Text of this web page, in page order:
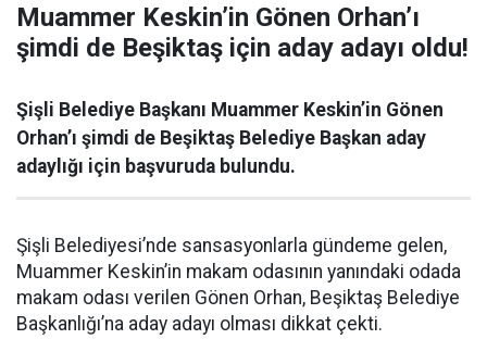
Muammer Keskin’in Gönen Orhan’ı
şimdi de Beşiktaş için aday adayı oldu!
Şişli Belediye Başkanı Muammer Keskin’in Gönen
Orhan’ı şimdi de Beşiktaş Belediye Başkan aday
adaylığı için başvuruda bulundu.
Şişli Belediyesi’nde sansasyonlarla gündeme gelen,
Muammer Keskin’in makam odasının yanındaki odada
makam odası verilen Gönen Orhan, Beşiktaş Belediye
Başkanlığı’na aday adayı olması dikkat çekti.